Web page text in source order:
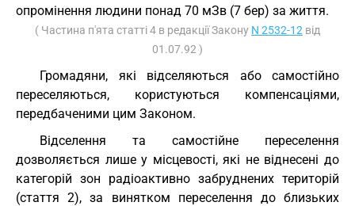
опромінення людини понад 70 мЗв (7 бер) за життя.
( Частина п'ята статті 4 в редакції Закону N 2532-12 від
01.07.92 )
Громадяни, які відселяються або самостійно
переселяються, користуються компенсаціями,
передбаченими цим Законом.
Відселення та самостійне переселення
дозволяється лише у місцевості, які не віднесені до
категорій зон радіоактивно забруднених територій
(стаття 2), за винятком переселення до близьких